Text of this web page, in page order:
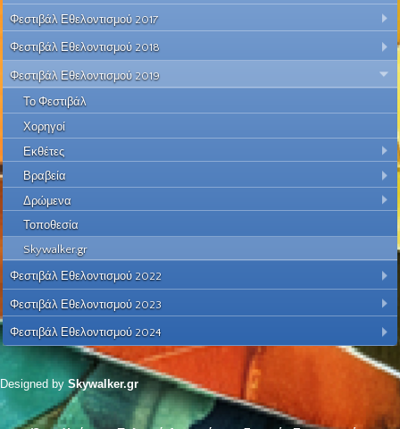
Φεστιβάλ Εθελοντισμού 2017
Φεστιβάλ Εθελοντισμού 2018
Φεστιβάλ Εθελοντισμού 2019
Το Φεστιβάλ
Χορηγοί
Εκθέτες
Βραβεία
Δρώμενα
Τοποθεσία
Skywalker.gr
Φεστιβάλ Εθελοντισμού 2022
Φεστιβάλ Εθελοντισμού 2023
Φεστιβάλ Εθελοντισμού 2024
Designed by Skywalker.gr